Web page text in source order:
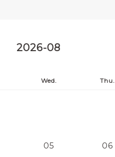
2026-08
Wed. Thu.
05 06